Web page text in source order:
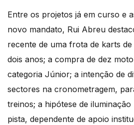
Entre os projetos já em curso e
novo mandato, Rui Abreu
recente de uma frota de karts
dois anos; a compra de dez
categoria Júnior; a intenção de
sectores na cronometragem,
treinos; a hipótese de
pista, dependente de apoio